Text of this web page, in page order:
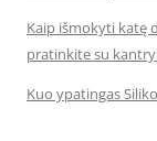
Kaip išmokyti katę
pratinkite su
Kuo ypatingas